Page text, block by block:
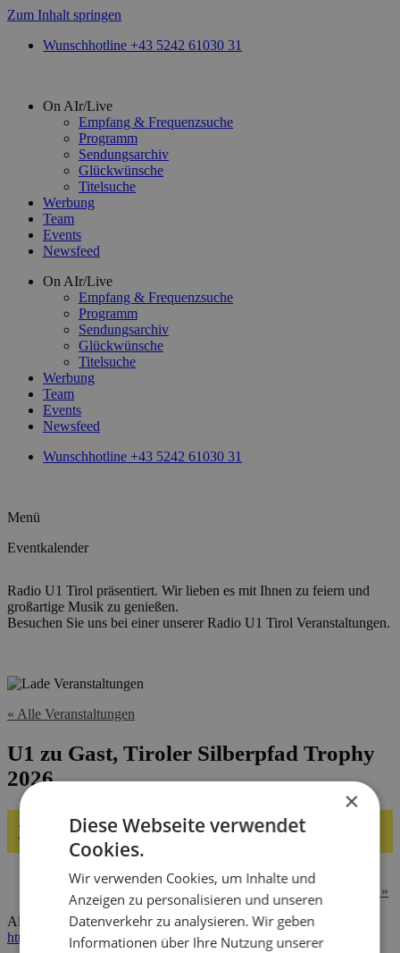
Zum Inhalt springen
Wunschhotline +43 5242 61030 31
On AIr/Live
Empfang & Frequenzsuche
Programm
Sendungsarchiv
Glückwünsche
Titelsuche
Werbung
Team
Events
Newsfeed
On AIr/Live
Empfang & Frequenzsuche
Programm
Sendungsarchiv
Glückwünsche
Titelsuche
Werbung
Team
Events
Newsfeed
Wunschhotline +43 5242 61030 31
Menü
Eventkalender
Radio U1 Tirol präsentiert. Wir lieben es mit Ihnen zu feiern und
großartige Musik zu genießen.
Besuchen Sie uns bei einer unserer Radio U1 Tirol Veranstaltungen.
« Alle Veranstaltungen
U1 zu Gast, Tiroler Silberpfad Trophy
2026
19. September | 07:00-10:00
U1 Frühschoppen, Hahnenkammstüberl Kitzbühel
U1 Frühschoppen, Gasthof zum Dampfl St. Johann in Tirol »
Altstadt Schwaz – alle Infos zur Veranstaltung unter
https://silberregion-karwendel.com/de/tiroler-silberpfad-trophy
×
Diese Webseite verwendet
Cookies.
Wir verwenden Cookies, um Inhalte und
Anzeigen zu personalisieren und unseren
Datenverkehr zu analysieren. Wir geben
Informationen über Ihre Nutzung unserer